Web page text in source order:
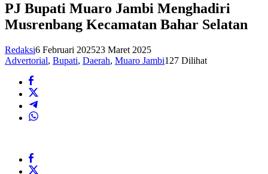
PJ Bupati Muaro Jambi Menghadiri
Musrenbang Kecamatan Bahar Selatan
Redaksi6 Februari 202523 Maret 2025
Advertorial, Bupati, Daerah, Muaro Jambi127 Dilihat